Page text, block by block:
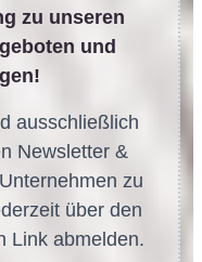
zu unseren
und
ausschließlich
Newsletter &
zu
über den
Link abmelden.